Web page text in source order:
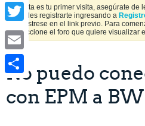
Si esta es tu primer visita, asegúrate de
Puedes registrarte ingresando a
Regístrese en el link previo. Para
seleccione el foro que quiere visualizar
No puedo
con EPM a BW
Facebook
Twitter
Email